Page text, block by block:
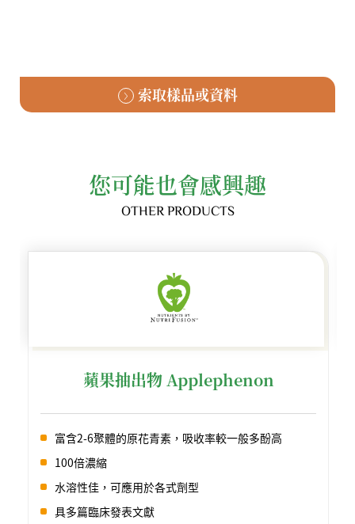
索取樣品或資料
您可能也會感興趣
OTHER PRODUCTS
蘋果抽出物 Applephenon
富含2-6聚體的原花青素，吸收率較一般多酚高
100倍濃縮
水溶性佳，可應用於各式劑型
具多篇臨床發表文獻